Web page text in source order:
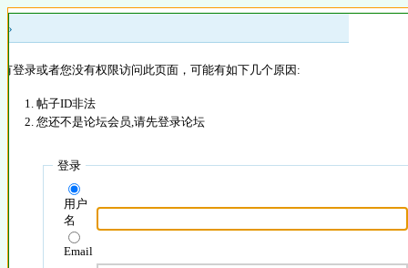
»
登录或者您没有权限访问此页面，可能有如下几个原因:
帖子ID非法
您还不是论坛会员,请先登录论坛
登录
用户
名
Email